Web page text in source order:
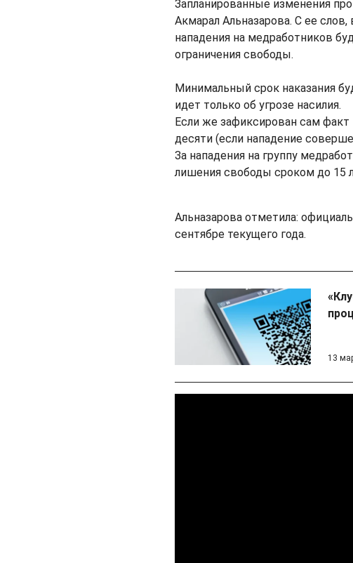
Запланированные изменения
Акмарал Альназарова. С ее
нападения на медработников
ограничения свободы.
Минимальный срок наказания
идет только об угрозе насилия.
Если же зафиксирован сам факт
десяти (если нападение
За нападения на группу
лишения свободы сроком до 15
Альназарова отметила:
сентябре текущего года.
13